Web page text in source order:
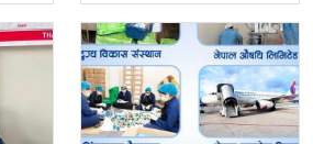
टोली मिसन…